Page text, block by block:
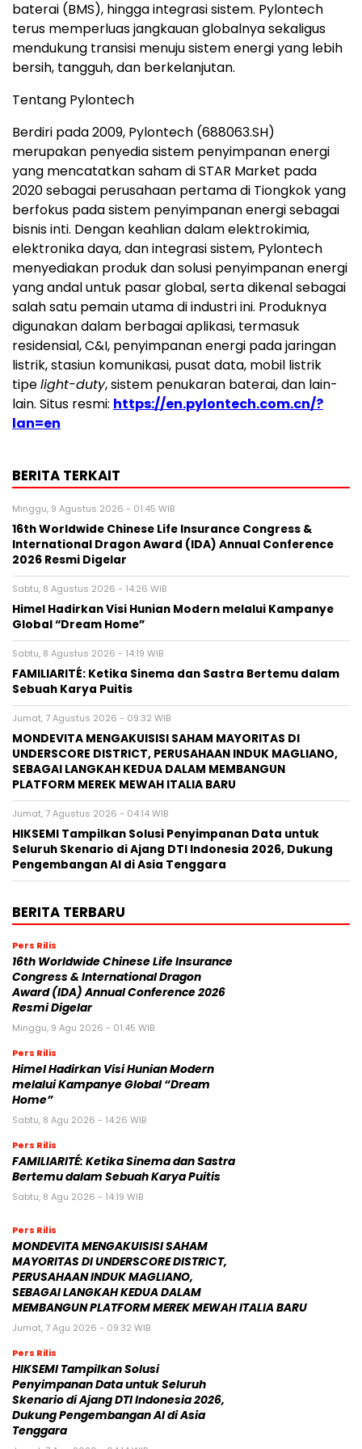
baterai (BMS), hingga integrasi sistem. Pylontech
terus memperluas jangkauan globalnya sekaligus
mendukung transisi menuju sistem energi yang lebih
bersih, tangguh, dan berkelanjutan.
Tentang Pylontech
Berdiri pada 2009, Pylontech (688063.SH)
merupakan penyedia sistem penyimpanan energi
yang mencatatkan saham di STAR Market pada
2020 sebagai perusahaan pertama di Tiongkok yang
berfokus pada sistem penyimpanan energi sebagai
bisnis inti. Dengan keahlian dalam elektrokimia,
elektronika daya, dan integrasi sistem, Pylontech
menyediakan produk dan solusi penyimpanan energi
yang andal untuk pasar global, serta dikenal sebagai
salah satu pemain utama di industri ini. Produknya
digunakan dalam berbagai aplikasi, termasuk
residensial, C&I, penyimpanan energi pada jaringan
listrik, stasiun komunikasi, pusat data, mobil listrik
tipelight-duty, sistem penukaran baterai, dan lain-
lain. Situs resmi: https://en.pylontech.com.cn/?
lan=en
BERITA TERKAIT
Minggu, 9 Agustus 2026 - 01:45 WIB
16th Worldwide Chinese Life Insurance Congress &
International Dragon Award (IDA) Annual Conference
2026 Resmi Digelar
Sabtu, 8 Agustus 2026 - 14:26 WIB
Himel Hadirkan Visi Hunian Modern melalui Kampanye
Global “Dream Home”
Sabtu, 8 Agustus 2026 - 14:19 WIB
FAMILIARITÉ: Ketika Sinema dan Sastra Bertemu dalam
Sebuah Karya Puitis
Jumat, 7 Agustus 2026 - 09:32 WIB
MONDEVITA MENGAKUISISI SAHAM MAYORITAS DI
UNDERSCORE DISTRICT, PERUSAHAAN INDUK MAGLIANO,
SEBAGAI LANGKAH KEDUA DALAM MEMBANGUN
PLATFORM MEREK MEWAH ITALIA BARU
Jumat, 7 Agustus 2026 - 04:14 WIB
HIKSEMI Tampilkan Solusi Penyimpanan Data untuk
Seluruh Skenario di Ajang DTI Indonesia 2026, Dukung
Pengembangan AI di Asia Tenggara
BERITA TERBARU
Pers Rilis
16th Worldwide Chinese Life Insurance
Congress & International Dragon
Award (IDA) Annual Conference 2026
Resmi Digelar
Minggu, 9 Agu 2026 - 01:45 WIB
Pers Rilis
Himel Hadirkan Visi Hunian Modern
melalui Kampanye Global “Dream
Home”
Sabtu, 8 Agu 2026 - 14:26 WIB
Pers Rilis
FAMILIARITÉ: Ketika Sinema dan Sastra
Bertemu dalam Sebuah Karya Puitis
Sabtu, 8 Agu 2026 - 14:19 WIB
Pers Rilis
MONDEVITA MENGAKUISISI SAHAM
MAYORITAS DI UNDERSCORE DISTRICT,
PERUSAHAAN INDUK MAGLIANO,
SEBAGAI LANGKAH KEDUA DALAM
MEMBANGUN PLATFORM MEREK MEWAH ITALIA BARU
Jumat, 7 Agu 2026 - 09:32 WIB
Pers Rilis
HIKSEMI Tampilkan Solusi
Penyimpanan Data untuk Seluruh
Skenario di Ajang DTI Indonesia 2026,
Dukung Pengembangan AI di Asia
Tenggara